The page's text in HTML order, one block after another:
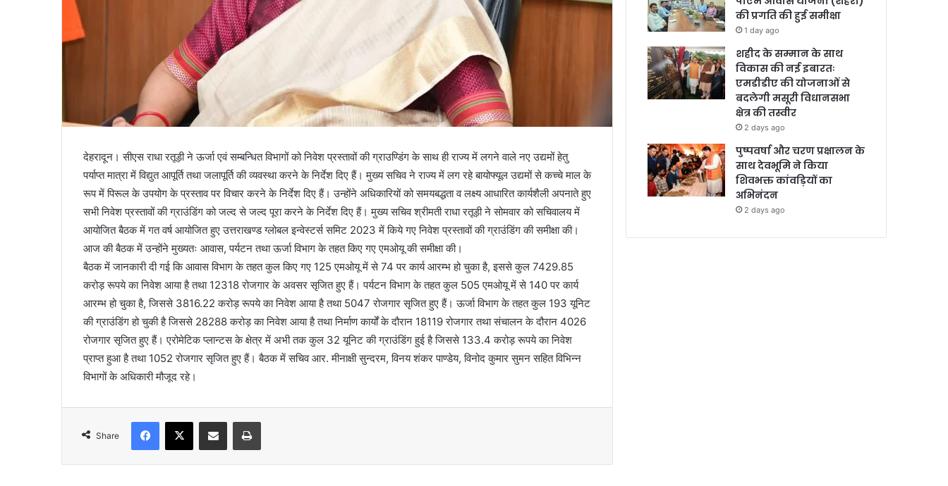
देहरादून। सीएस राधा रतूड़ी ने ऊर्जा एवं सम्बन्धित विभागों को निवेश प्रस्तावों की ग्राउण्डिंग के साथ ही राज्य में लगने वाले नए उद्यमों हेतु
पर्याप्त मात्रा में विद्युत आपूर्ति तथा जलापूर्ति की व्यवस्था करने के निर्देश दिए हैं। मुख्य सचिव ने राज्य में लग रहे बायोफ्यूल उद्यमों से कच्चे माल के
रूप में पिरूल के उपयोग के प्रस्ताव पर विचार करने के निर्देश दिए हैं। उन्होंने अधिकारियों को समयबद्धता व लक्ष्य आधारित कार्यशैली अपनाते हुए
सभी निवेश प्रस्तावों की ग्राउंडिंग को जल्द से जल्द पूरा करने के निर्देश दिए हैं। मुख्य सचिव श्रीमती राधा रतूड़ी ने सोमवार को सचिवालय में
आयोजित बैठक में गत वर्ष आयोजित हुए उत्तराखण्ड ग्लोबल इन्वेस्टर्स समिट 2023 में किये गए निवेश प्रस्तावों की ग्राउंडिंग की समीक्षा की।
आज की बैठक में उन्होंने मुख्यतः आवास, पर्यटन तथा ऊर्जा विभाग के तहत किए गए एमओयू की समीक्षा की।
बैठक में जानकारी दी गई कि आवास विभाग के तहत कुल किए गए 125 एमओयू में से 74 पर कार्य आरम्भ हो चुका है, इससे कुल 7429.85
करोड़ रूपये का निवेश आया है तथा 12318 रोजगार के अवसर सृजित हुए हैं। पर्यटन विभाग के तहत कुल 505 एमओयू में से 140 पर कार्य
आरम्भ हो चुका है, जिससे 3816.22 करोड़ रूपये का निवेश आया है तथा 5047 रोजगार सृजित हुए हैं। ऊर्जा विभाग के तहत कुल 193 यूनिट
की ग्राउंडिंग हो चुकी है जिससे 28288 करोड़ का निवेश आया है तथा निर्माण कार्यों के दौरान 18119 रोजगार तथा संचालन के दौरान 4026
रोजगार सृजित हुए हैं। एरोमेटिक प्लान्टस के क्षेत्र में अभी तक कुल 32 यूनिट की ग्राउंडिंग हुई है जिससे 133.4 करोड़ रूपये का निवेश
प्राप्त हुआ है तथा 1052 रोजगार सृजित हुए हैं। बैठक में सचिव आर. मीनाक्षी सुन्दरम, विनय शंकर पाण्डेय, विनोद कुमार सुमन सहित विभिन्न
विभागों के अधिकारी मौजूद रहे।
Share
की प्रगति की हुई समीक्षा
1 day ago
शहीद के सम्मान के साथ
विकास की नई इबारतः
एमडीडीए की योजनाओं से
बदलेगी मसूरी विधानसभा
क्षेत्र की तस्वीर
2 days ago
पुष्पवर्षा और चरण प्रक्षालन के
साथ देवभूमि ने किया
शिवभक्त कांवड़ियों का
अभिनंदन
2 days ago